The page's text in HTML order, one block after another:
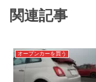
関連記事
オープンカーを買う